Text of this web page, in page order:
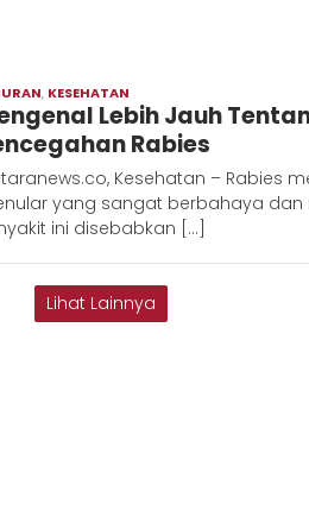
, KESEHATAN
Lebih Jauh
Rabies
Kesehatan – Rabies
yang sangat berbahaya dan
ini disebabkan […]
Lihat Lainnya